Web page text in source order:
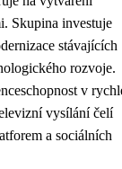
Skupina investuje
stávajících
rozvoje.
v
vysílání čelí
a sociálních